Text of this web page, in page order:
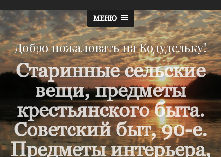
МЕНЮ
Добро пожаловать на Кодудельку!
Старинные сельские
вещи, предметы
крестьянского быта.
Советский быт, 90-е.
Предметы интерьера,